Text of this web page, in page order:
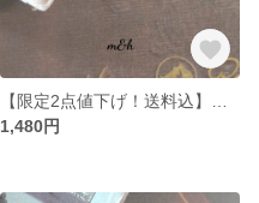
1,480円